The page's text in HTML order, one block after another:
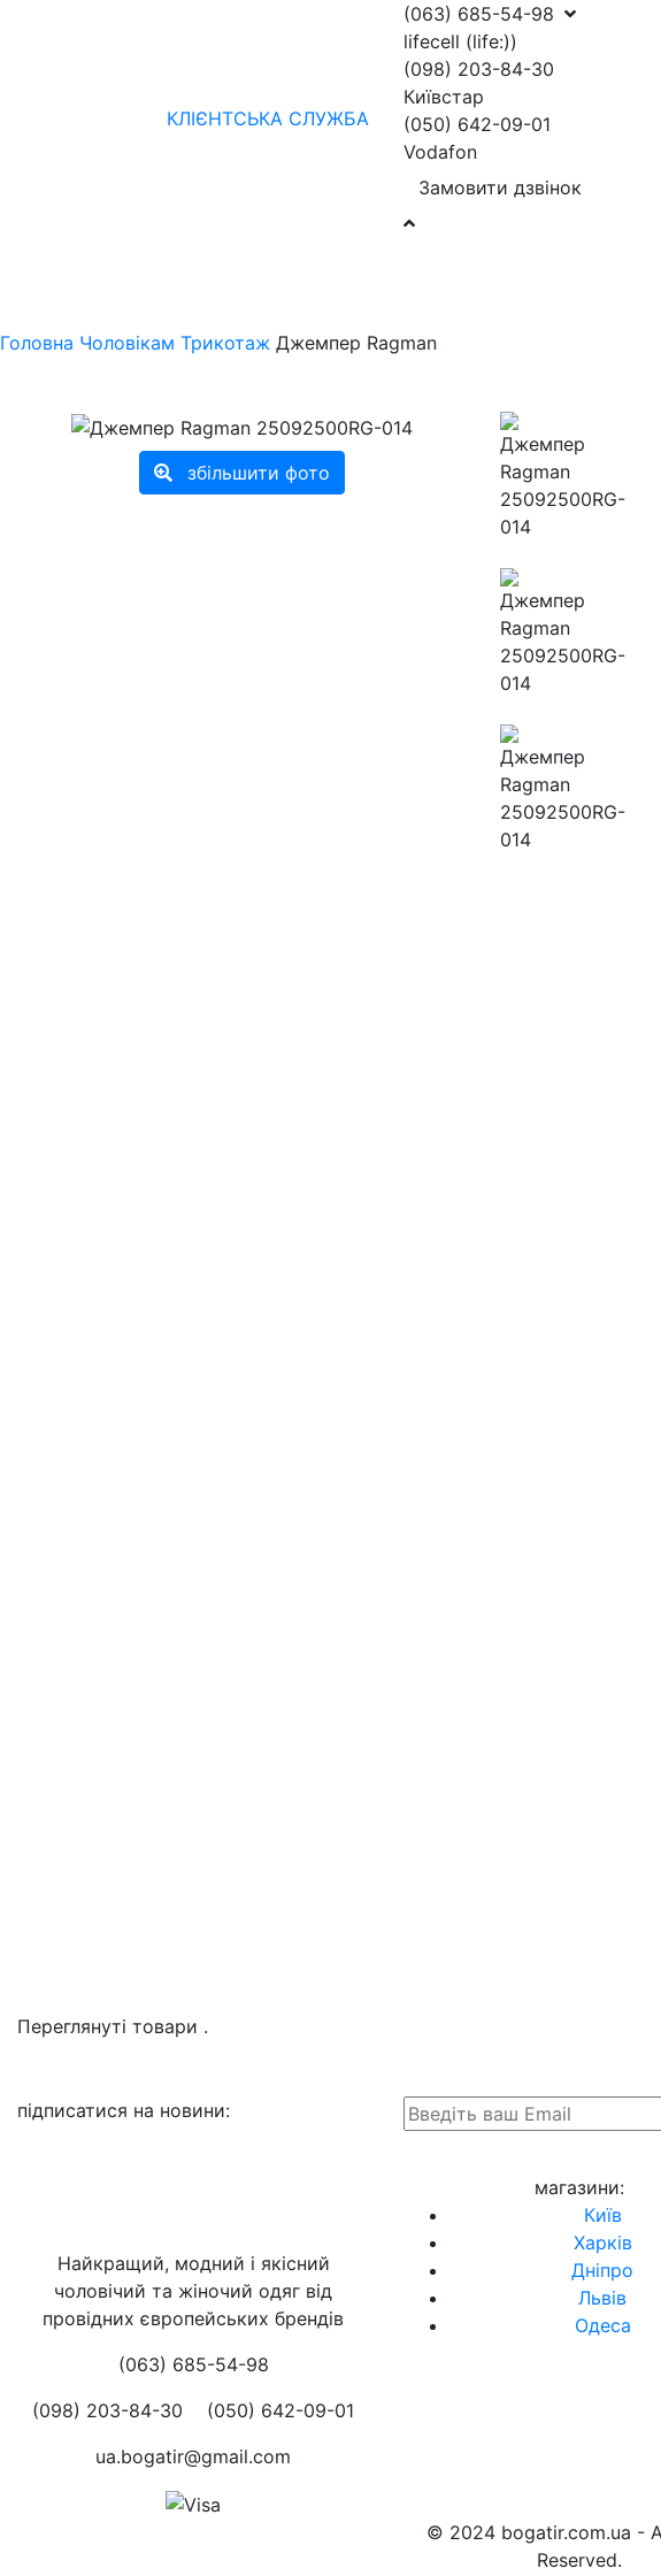
КЛІЄНТСЬКА СЛУЖБА
(063) 685-54-98
lifecell (life:))
(098) 203-84-30
Київстар
(050) 642-09-01
Vodafon
Замовити дзвінок
Головна Чоловікам Трикотаж Джемпер Ragman
збільшити фото
Переглянуті товари .
підписатися на новини:
Найкращий, модний і якісний
чоловічий та жіночий одяг від
провідних європейських брендів
(063) 685-54-98
(098) 203-84-30
(050) 642-09-01
ua.bogatir@gmail.com
магазини:
Київ
Харків
Дніпро
Львів
Одеса
© 2024 bogatir.com.ua -
Reserved.